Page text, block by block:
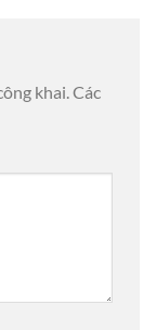
khai.Các